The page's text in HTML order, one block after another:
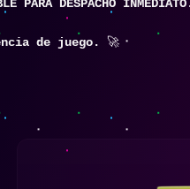
PARA DESPACHO
de juego. 🚀